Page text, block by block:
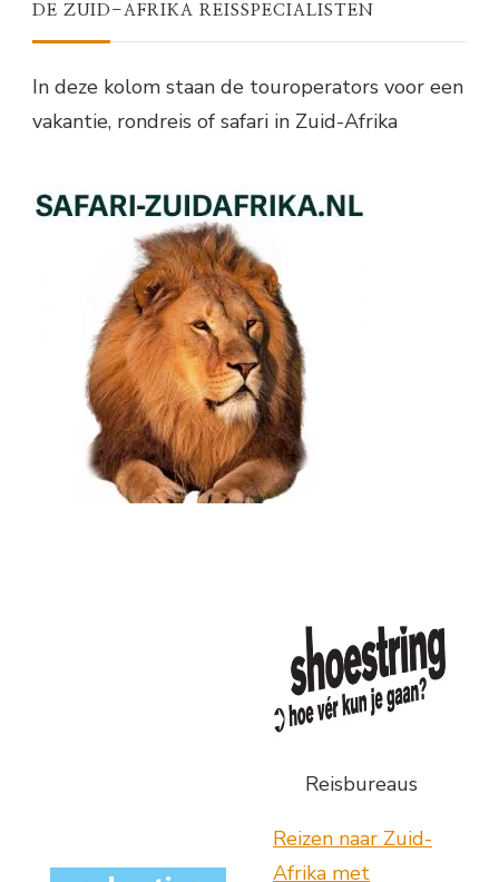
DE ZUID-AFRIKA REISSPECIALISTEN
In deze kolom staan de touroperators voor een
vakantie, rondreis of safari in Zuid-Afrika
Reisbureaus
Reizen naar Zuid-
Afrika met